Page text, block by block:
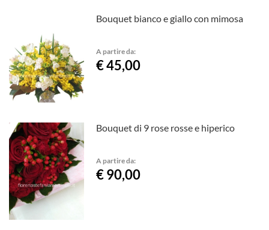
Bouquet bianco e giallo con mimosa
A partire da:
€ 45,00
Bouquet di 9 rose rosse e hiperico
A partire da:
€ 90,00